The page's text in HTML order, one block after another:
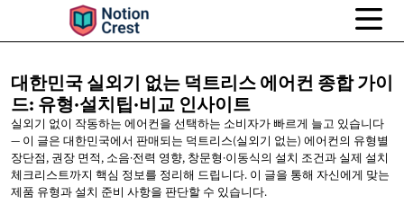
대한민국 실외기 없는 덕트리스 에어컨 종합 가이
드: 유형·설치팁·비교 인사이트
실외기 없이 작동하는 에어컨을 선택하는 소비자가 빠르게 늘고 있습니다
— 이 글은 대한민국에서 판매되는 덕트리스(실외기 없는) 에어컨의 유형별
장단점, 권장 면적, 소음·전력 영향, 창문형·이동식의 설치 조건과 실제 설치
체크리스트까지 핵심 정보를 정리해 드립니다. 이 글을 통해 자신에게 맞는
제품 유형과 설치 준비 사항을 판단할 수 있습니다.